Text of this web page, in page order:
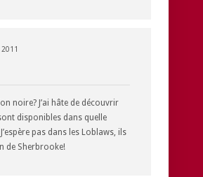
noire? J’ai hâte de découvrir
disponibles dans quelle
pas dans les Loblaws, ils
de Sherbrooke!